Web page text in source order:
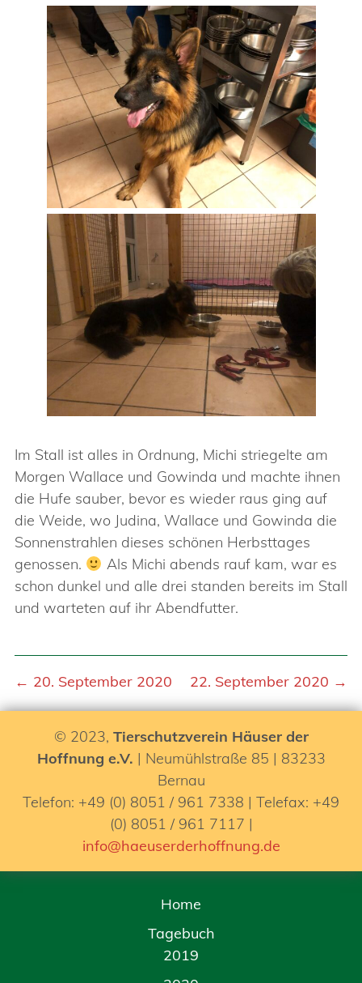
Im Stall ist alles in Ordnung, Michi striegelte am
Morgen Wallace und Gowinda und machte ihnen
die Hufe sauber, bevor es wieder raus ging auf
die Weide, wo Judina, Wallace und Gowinda die
Sonnenstrahlen dieses schönen Herbsttages
genossen.
Als Michi abends rauf kam, war es
schon dunkel und alle drei standen bereits im Stall
und warteten auf ihr Abendfutter.
← 20. September 2020 22. September 2020 →
© 2023, Tierschutzverein Häuser der
Hoffnung e.V. | Neumühlstraße 85 | 83233
Bernau
Telefon: +49 (0) 8051 / 961 7338 | Telefax: +49
(0) 8051 / 961 7117 |
info@haeuserderhoffnung.de
Home
Tagebuch
2019